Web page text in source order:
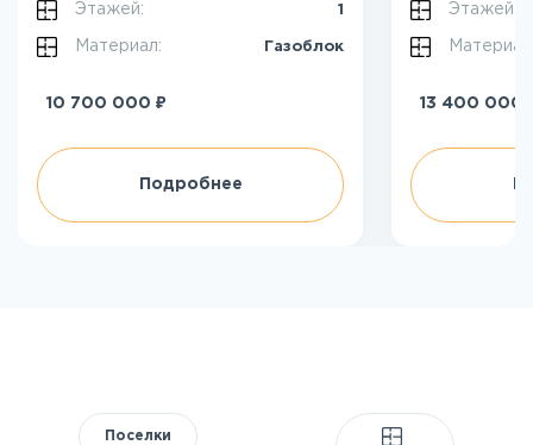
Этажей: 1
Материал: Газоблок
10 700 000 ₽
Подробнее
Этажей:
13 400 000
Поселки